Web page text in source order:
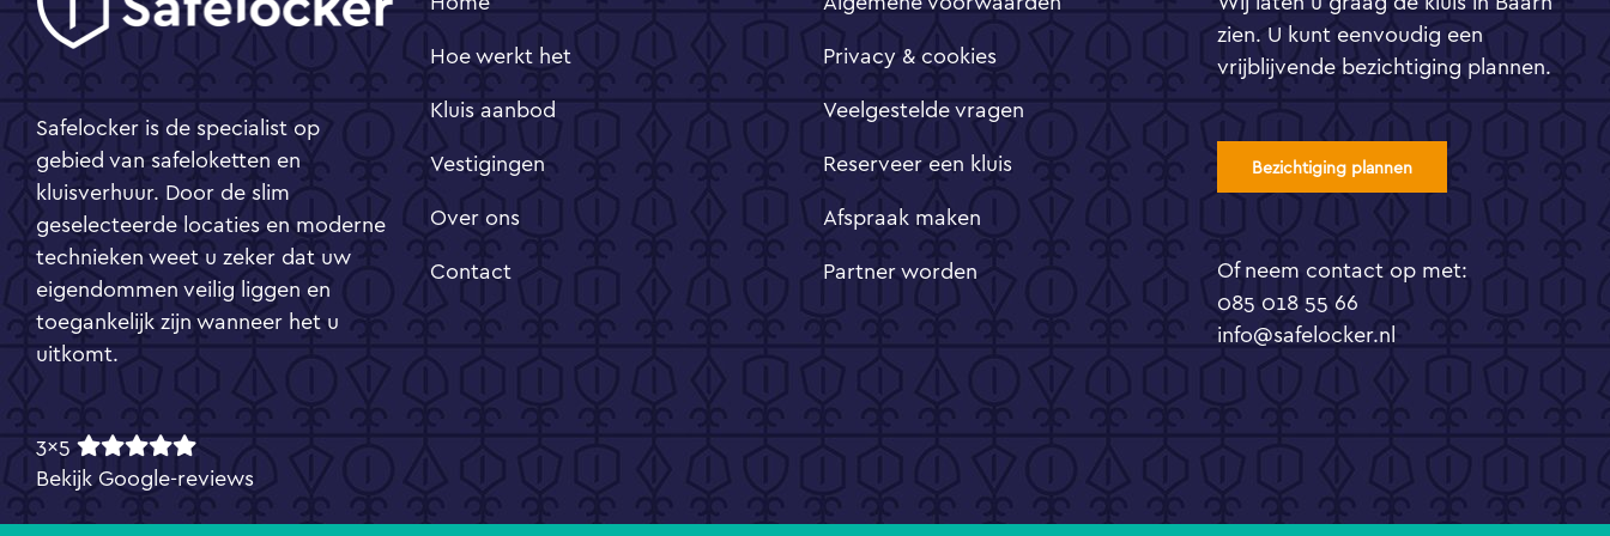
Safelocker is de specialist op
gebied van safeloketten en
kluisverhuur. Door de slim
geselecteerde locaties en moderne
technieken weet u zeker dat uw
eigendommen veilig liggen en
toegankelijk zijn wanneer het u
uitkomt.
3x5
Bekijk Google-reviews
Hoe werkt het
Kluis aanbod
Vestigingen
Over ons
Contact
Privacy & cookies
Veelgestelde vragen
Reserveer een kluis
Afspraak maken
Partner worden
zien. U kunt eenvoudig een
vrijblijvende bezichtiging plannen.
Bezichtiging plannen
Of neem contact op met:
085 018 55 66
info@safelocker.nl